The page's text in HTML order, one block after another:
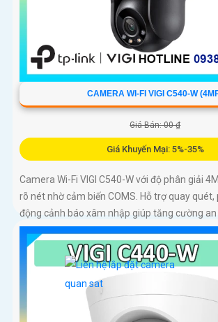
CAMERA WI-FI VIGI C540-W
Giá Bán: 00 ₫
Giá Khuyến Mại: 5%-35%
Camera Wi-Fi VIGI C540-W với độ phân giải
rõ nét nhờ cảm biến COMS. Hỗ trợ quay quét,
động cảnh báo xâm nhập giúp tăng cường an